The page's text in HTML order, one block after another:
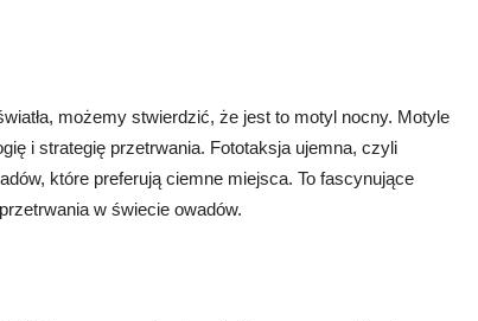
możemy stwierdzić, że jest to motyl nocny. Motyle
i strategię przetrwania. Fototaksja ujemna, czyli
które preferują ciemne miejsca. To fascynujące
w świecie owadów.